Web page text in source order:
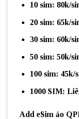
10 sim: 80k/
20 sim: 65k/
30 sim: 60k/
50 sim: 50k/
100 sim: 45k/
1000 SIM:
Add eSim ảo